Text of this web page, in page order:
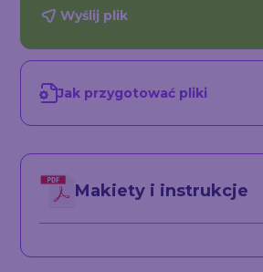
Wyślij plik
Jak przygotować pliki
Makiety i instrukcje